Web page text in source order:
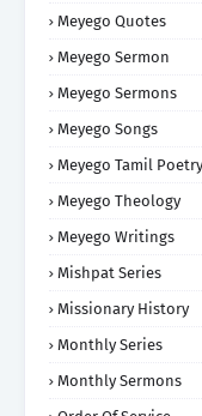
Meyego Quotes
Meyego Sermon
Meyego Sermons
Meyego Songs
Meyego Tamil Poetry
Meyego Theology
Meyego Writings
Mishpat Series
Missionary History
Monthly Series
Monthly Sermons